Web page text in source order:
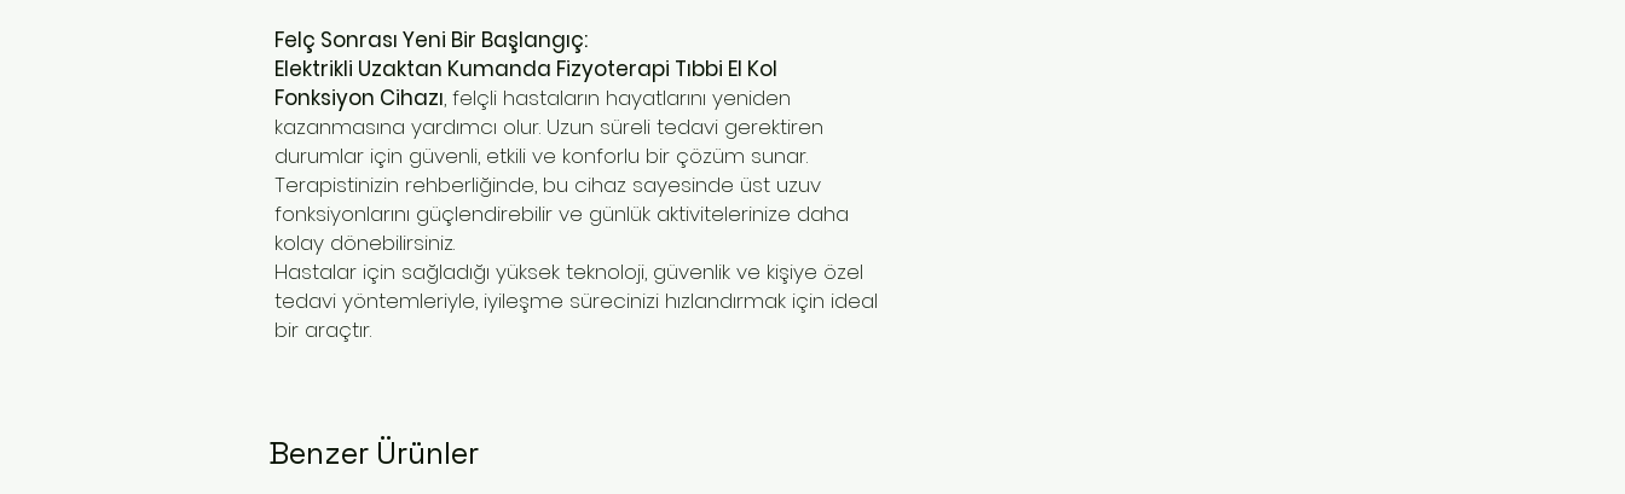
Felç Sonrası Yeni Bir Başlangıç:
Elektrikli Uzaktan Kumanda Fizyoterapi Tıbbi El Kol
Fonksiyon Cihazı, felçli hastaların hayatlarını yeniden
kazanmasına yardımcı olur. Uzun süreli tedavi gerektiren
durumlar için güvenli, etkili ve konforlu bir çözüm sunar.
Terapistinizin rehberliğinde, bu cihaz sayesinde üst uzuv
fonksiyonlarını güçlendirebilir ve günlük aktivitelerinize daha
kolay dönebilirsiniz.
Hastalar için sağladığı yüksek teknoloji, güvenlik ve kişiye özel
tedavi yöntemleriyle, iyileşme sürecinizi hızlandırmak için ideal
bir araçtır.
Benzer Ürünler